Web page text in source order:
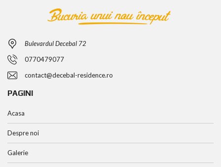
Bulevardul Decebal 72
0770479077
contact@decebal-residence.ro
PAGINI
Acasa
Despre noi
Galerie